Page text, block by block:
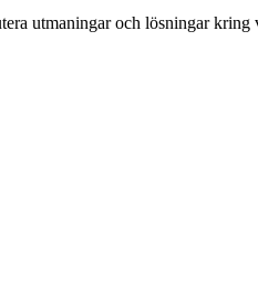
utmaningar och lösningar